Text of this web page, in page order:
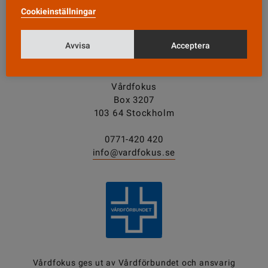
Vårdfokus
Box 3207
103 64 Stockholm
0771-420 420
info@vardfokus.se
Vårdfokus ges ut av Vårdförbundet och ansvarig
Cookieinställningar
Avvisa Acceptera